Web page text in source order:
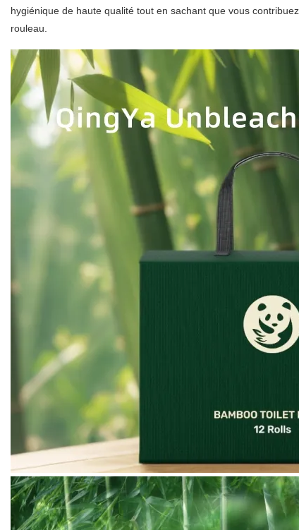
hygiénique de haute qualité tout en sachant que vous
rouleau.